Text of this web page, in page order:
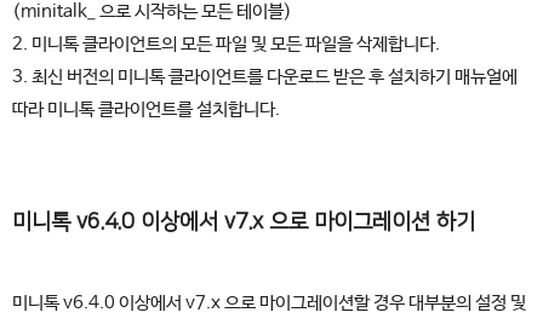
(minitalk_ 으로 시작하는 모든 테이블)
2. 미니톡 클라이언트의 모든 파일 및 모든 파일을 삭제합니다.
3. 최신 버전의 미니톡 클라이언트를 다운로드 받은 후 설치하기 매뉴얼에
따라 미니톡 클라이언트를 설치합니다.
미니톡 v6.4.0 이상에서 v7.x 으로 마이그레이션 하기
미니톡 v6.4.0 이상에서 v7.x 으로 마이그레이션할 경우 대부분의 설정 및